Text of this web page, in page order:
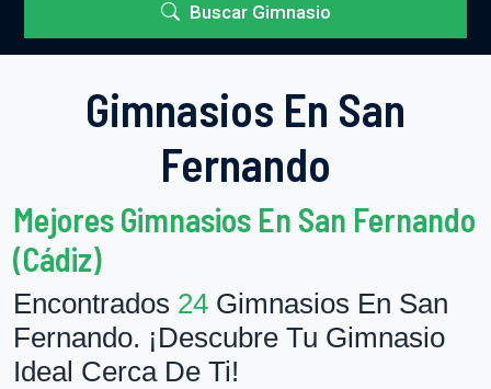
Buscar Gimnasio
Gimnasios En San
Fernando
Mejores Gimnasios En San Fernando
(Cádiz)
Encontrados 24 Gimnasios En San
Fernando. ¡Descubre Tu Gimnasio
Ideal Cerca De Ti!